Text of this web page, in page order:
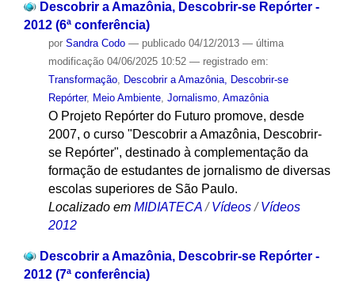
Descobrir a Amazônia, Descobrir-se Repórter -
2012 (6ª conferência)
por Sandra Codo — publicado04/12/2013 — última
modificação04/06/2025 10:52 — registrado em:
Transformação,
Descobrir a Amazônia, Descobrir-se
Repórter, Meio Ambiente, Jornalismo, Amazônia
O Projeto Repórter do Futuro promove, desde
2007, o curso "Descobrir a Amazônia, Descobrir-
se Repórter", destinado à complementação da
formação de estudantes de jornalismo de diversas
escolas superiores de São Paulo.
Localizado em MIDIATECA /Vídeos /Vídeos
2012
Descobrir a Amazônia, Descobrir-se Repórter -
2012 (7ª conferência)